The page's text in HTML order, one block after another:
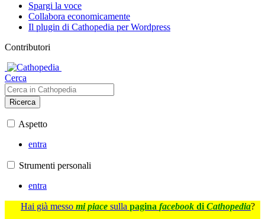
Spargi la voce
Collabora economicamente
Il plugin di Cathopedia per Wordpress
Contributori
Cerca
Ricerca
Aspetto
entra
Strumenti personali
entra
Hai già messo mi piace sulla pagina facebook di Cathopedia?